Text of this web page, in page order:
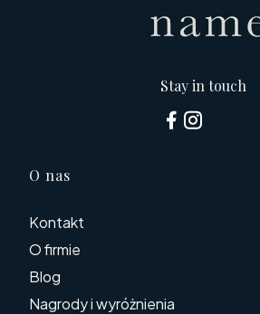
Stay in touch
Linki w stopce
O nas
Kontakt
O firmie
Blog
Nagrody i wyróżnienia